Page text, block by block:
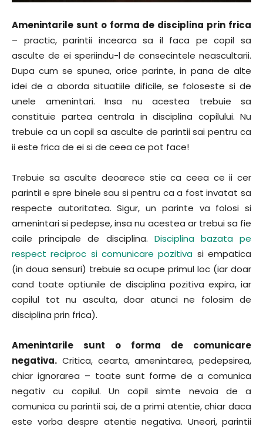
Amenintarile sunt o forma de disciplina prin frica
– practic, parintii incearca sa il faca pe copil sa
asculte de ei speriindu-l de consecintele neascultarii.
Dupa cum se spunea, orice parinte, in pana de alte
idei de a aborda situatiile dificile, se foloseste si de
unele amenintari. Insa nu acestea trebuie sa
constituie partea centrala in disciplina copilului. Nu
trebuie ca un copil sa asculte de parintii sai pentru ca
ii este frica de ei si de ceea ce pot face!
Trebuie sa asculte deoarece stie ca ceea ce ii cer
parintiI e spre binele sau si pentru ca a fost invatat sa
respecte autoritatea. Sigur, un parinte va folosi si
amenintari si pedepse, insa nu acestea ar trebui sa fie
caile principale de disciplina. Disciplina bazata pe
respect reciproc si comunicare pozitiva si empatica
(in doua sensuri) trebuie sa ocupe primul loc (iar doar
cand toate optiunile de disciplina pozitiva expira, iar
copilul tot nu asculta, doar atunci ne folosim de
disciplina prin frica).
Amenintarile sunt o forma de comunicare
negativa. Critica, cearta, amenintarea, pedepsirea,
chiar ignorarea – toate sunt forme de a comunica
negativ cu copilul. Un copil simte nevoia de a
comunica cu parintii sai, de a primi atentie, chiar daca
este vorba despre atentie negativa. Uneori, parintii